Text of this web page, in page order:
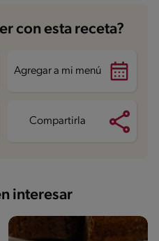
con esta receta?
Agregar a mi menú
Compartirla
interesar